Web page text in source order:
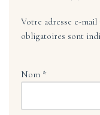
Votre adresse e-mail
obligatoires sont
Nom *